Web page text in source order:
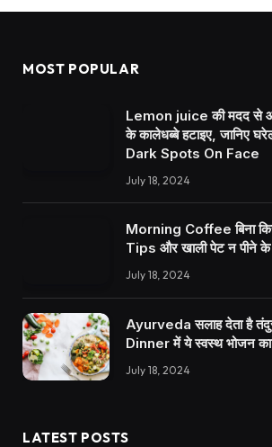
MOST POPULAR
Lemon juice की मदद से
के कालेधब्बे हटाइए, जानिए
Dark Spots On Face
July 18, 2024
Morning Coffee बिना
Tips और खाली पेट न पीने के
July 18, 2024
Ayurveda सलाह देता है
Dinner में ये स्वस्थ भोजन
July 18, 2024
LATEST POSTS